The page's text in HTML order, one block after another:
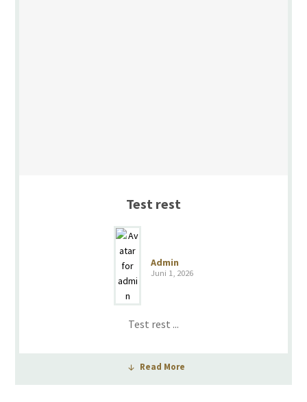
Test rest
Admin
Juni 1, 2026
Test rest ...
Read More